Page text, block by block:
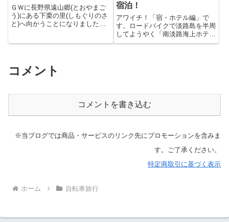
ＧＷに長野県遠山郷(とおやまご
う)にある下栗の里(しもぐりのさ
と)へ向かうことになりました。
宿泊！
アワイチ！「宿・ホテル編」で
す。ロードバイクで淡路島を半周
してようやく「南淡路海上ホテ
ル」に到着しま...
コメント
コメントを書き込む
※当ブログでは商品・サービスのリンク先にプロモーションを含みま
す。ご了承ください。
特定商取引に基づく表示
ホーム 自転車旅行